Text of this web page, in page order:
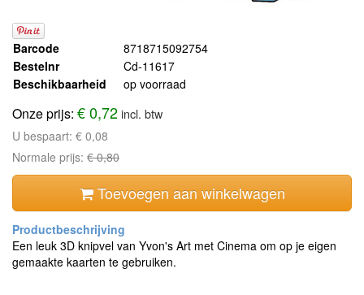
Barcode
8718715092754
Bestelnr
Cd-11617
Beschikbaarheid
op voorraad
Onze prijs: € 0,72incl. btw
U bespaart: € 0,08
Normale prijs: € 0,80
Toevoegen aan winkelwagen
Een leuk 3D knipvel van Yvon's Art met Cinema om op je eigen
gemaakte kaarten te gebruiken.